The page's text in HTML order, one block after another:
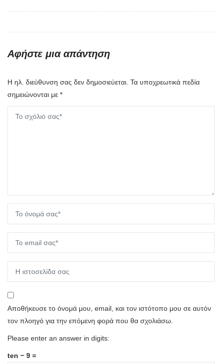
Αφήστε μια απάντηση
Η ηλ. διεύθυνση σας δεν δημοσιεύεται. Τα υποχρεωτικά πεδία
σημειώνονται με *
Αποθήκευσε το όνομά μου, email, και τον ιστότοπο μου σε αυτόν
τον πλοηγό για την επόμενη φορά που θα σχολιάσω.
Please enter an answer in digits:
ten − 9 =